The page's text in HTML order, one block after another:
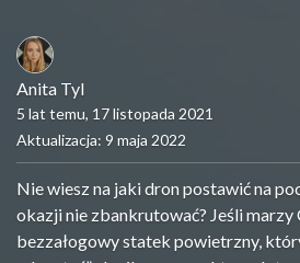
Anita Tyl
5 lat temu, 17 listopada 2021
Aktualizacja: 9 maja 2022
Nie wiesz na jaki dron postawić na
okazji nie zbankrutować? Jeśli marzy
bezzałogowy statek powietrzny,